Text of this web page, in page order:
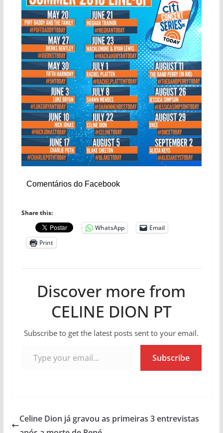
Comentários do Facebook
Share this:
WhatsApp
Email
Print
Discover more from
CELINE DION PT
Subscribe to get the latest posts sent to your email.
Subscribe
Celine Dion já gravou as primeiras 3 entrevistas